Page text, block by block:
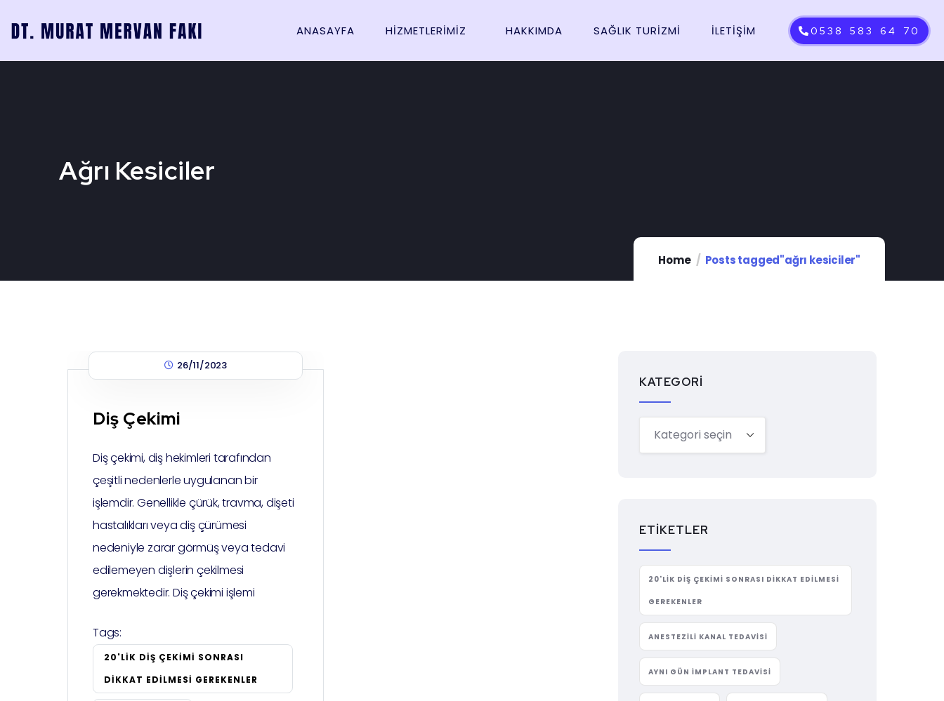
ANASAYFA HIZMETLERIMIZ HAKKIMDA SAĞLIK TURIZMI İLETIŞIM 0538 583 64 70
Ağrı Kesiciler
Home Posts tagged"ağrı kesiciler"
26/11/2023
Diş Çekimi
Diş çekimi, diş hekimleri tarafından
çeşitli nedenlerle uygulanan bir
işlemdir. Genellikle çürük, travma, dişeti
hastalıkları veya diş çürümesi
nedeniyle zarar görmüş veya tedavi
edilemeyen dişlerin çekilmesi
gerekmektedir. Diş çekimi işlemi
Tags:
20'LIK DIŞ ÇEKIMI SONRASI
DIKKAT EDILMESI GEREKENLER
KATEGORI
ETIKETLER
20'LIK DIŞ ÇEKIMI SONRASI DIKKAT EDILMESI
GEREKENLER
ANESTEZILI KANAL TEDAVISI
AYNI GÜN IMPLANT TEDAVISI